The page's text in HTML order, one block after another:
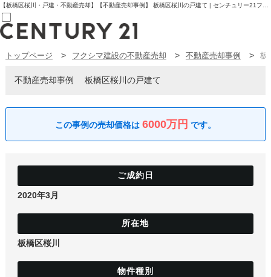
売買部
賃貸部
お気に入り物件一覧
物件を探す
条件から探す
学区から探す
住宅ローン控除シミュレータ
新築戸建て
マンション
トップページ フクシマ建設の不動産売却 不動産売却事例 板
不動産売却事例 板橋区桜川の戸建て
6000万円
2020年3月
板橋区桜川